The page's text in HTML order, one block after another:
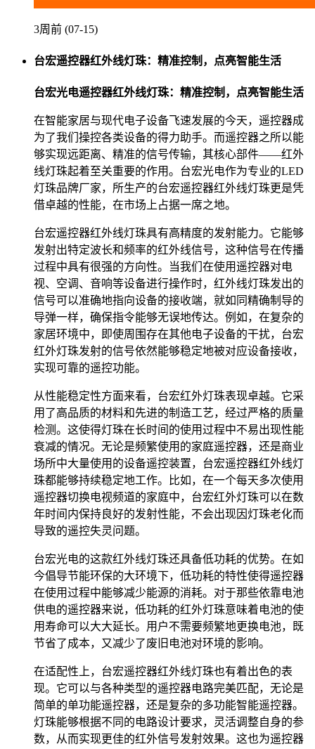
3周前 (07-15)
台宏遥控器红外线灯珠：精准控制，点亮智能生活
台宏光电遥控器红外线灯珠：精准控制，点亮智能生活
在智能家居与现代电子设备飞速发展的今天，遥控器成
为了我们操控各类设备的得力助手。而遥控器之所以能
够实现远距离、精准的信号传输，其核心部件——红外
线灯珠起着至关重要的作用。台宏光电作为专业的LED
灯珠品牌厂家，所生产的台宏遥控器红外线灯珠更是凭
借卓越的性能，在市场上占据一席之地。
台宏遥控器红外线灯珠具有高精度的发射能力。它能够
发射出特定波长和频率的红外线信号，这种信号在传播
过程中具有很强的方向性。当我们在使用遥控器对电
视、空调、音响等设备进行操作时，红外线灯珠发出的
信号可以准确地指向设备的接收端，就如同精确制导的
导弹一样，确保指令能够无误地传达。例如，在复杂的
家居环境中，即使周围存在其他电子设备的干扰，台宏
红外灯珠发射的信号依然能够稳定地被对应设备接收，
实现可靠的遥控功能。
从性能稳定性方面来看，台宏红外灯珠表现卓越。它采
用了高品质的材料和先进的制造工艺，经过严格的质量
检测。这使得灯珠在长时间的使用过程中不易出现性能
衰减的情况。无论是频繁使用的家庭遥控器，还是商业
场所中大量使用的设备遥控装置，台宏遥控器红外线灯
珠都能够持续稳定地工作。比如，在一个每天多次使用
遥控器切换电视频道的家庭中，台宏红外灯珠可以在数
年时间内保持良好的发射性能，不会出现因灯珠老化而
导致的遥控失灵问题。
台宏光电的这款红外线灯珠还具备低功耗的优势。在如
今倡导节能环保的大环境下，低功耗的特性使得遥控器
在使用过程中能够减少能源的消耗。对于那些依靠电池
供电的遥控器来说，低功耗的红外灯珠意味着电池的使
用寿命可以大大延长。用户不需要频繁地更换电池，既
节省了成本，又减少了废旧电池对环境的影响。
在适配性上，台宏遥控器红外线灯珠也有着出色的表
现。它可以与各种类型的遥控器电路完美匹配，无论是
简单的单功能遥控器，还是复杂的多功能智能遥控器。
灯珠能够根据不同的电路设计要求，灵活调整自身的参
数，从而实现更佳的红外信号发射效果。这也为遥控器